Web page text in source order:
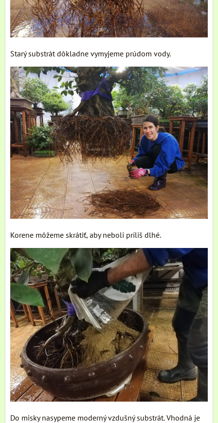
Starý substrát dôkladne vymyjeme prúdom vody.
Korene môžeme skrátiť, aby neboli príliš dlhé.
Do misky nasypeme moderný vzdušný substrát. Vhodná je